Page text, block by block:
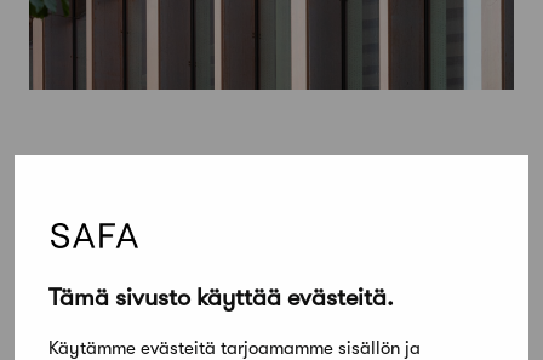
Tämä sivusto käyttää evästeitä.
Käytämme evästeitä tarjoamamme sisällön ja